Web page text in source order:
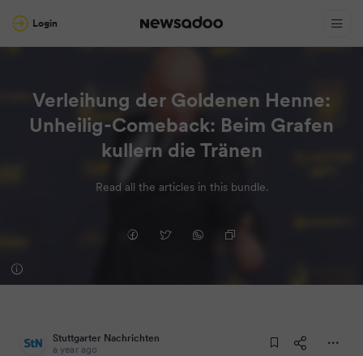
Login
Verleihung der Goldenen Henne:
Unheilig-Comeback: Beim Grafen
kullern die Tränen
Read all the articles in this bundle.
Stuttgarter Nachrichten
a year ago